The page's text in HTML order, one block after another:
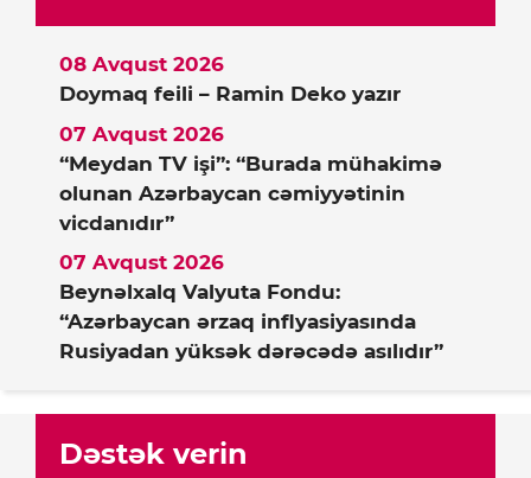
Doymaq feili – Ramin Deko yazır
08 Avqust 2026
“Meydan TV işi”: “Burada mühakimə
olunan Azərbaycan cəmiyyətinin
vicdanıdır”
07 Avqust 2026
Beynəlxalq Valyuta Fondu:
“Azərbaycan ərzaq inflyasiyasında
Rusiyadan yüksək dərəcədə asılıdır”
07 Avqust 2026
Dəstək verin